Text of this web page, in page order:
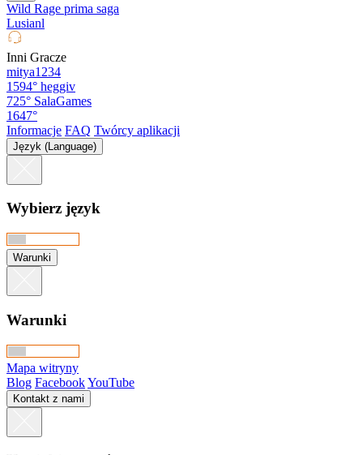
Wild Rage prima saga
Lusianl
Inni Gracze
mitya1234
1594° heggiv
725° SalaGames
1647°
Informacje FAQ Twórcy aplikacji
Język (Language)
Wybierz język
Warunki
Warunki
Mapa witryny
Blog FacebookYouTube
Kontakt z nami